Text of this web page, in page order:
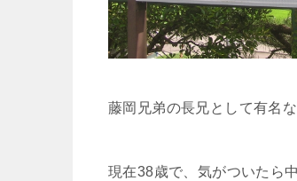
藤岡兄弟の長兄として有名
現在38歳で、気がついたら